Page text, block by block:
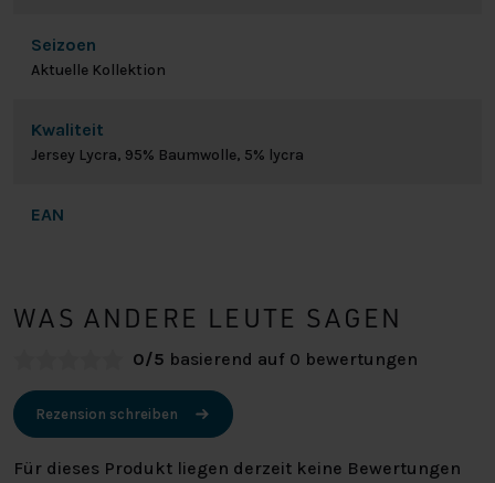
Seizoen
Aktuelle Kollektion
Kwaliteit
Jersey Lycra, 95% Baumwolle, 5% lycra
EAN
WAS ANDERE LEUTE SAGEN
0/5 basierend auf 0 bewertungen
Rezension schreiben
Für dieses Produkt liegen derzeit keine Bewertungen